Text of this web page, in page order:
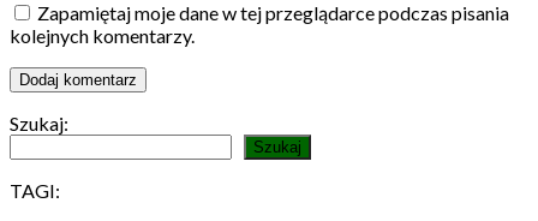
Zapamiętaj moje dane w tej przeglądarce podczas pisania
kolejnych komentarzy.
Szukaj:
Szukaj
TAGI: